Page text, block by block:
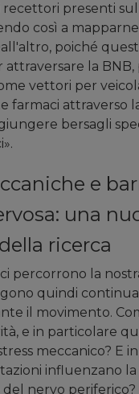
recettori presenti
così a
poiché
la
vettori per
farmaci attraverso
bersagli
e
una
ricerca
percorrono la
quindi
il movimento.
e in particolare
meccanico? E
influenzano
nervo periferico?